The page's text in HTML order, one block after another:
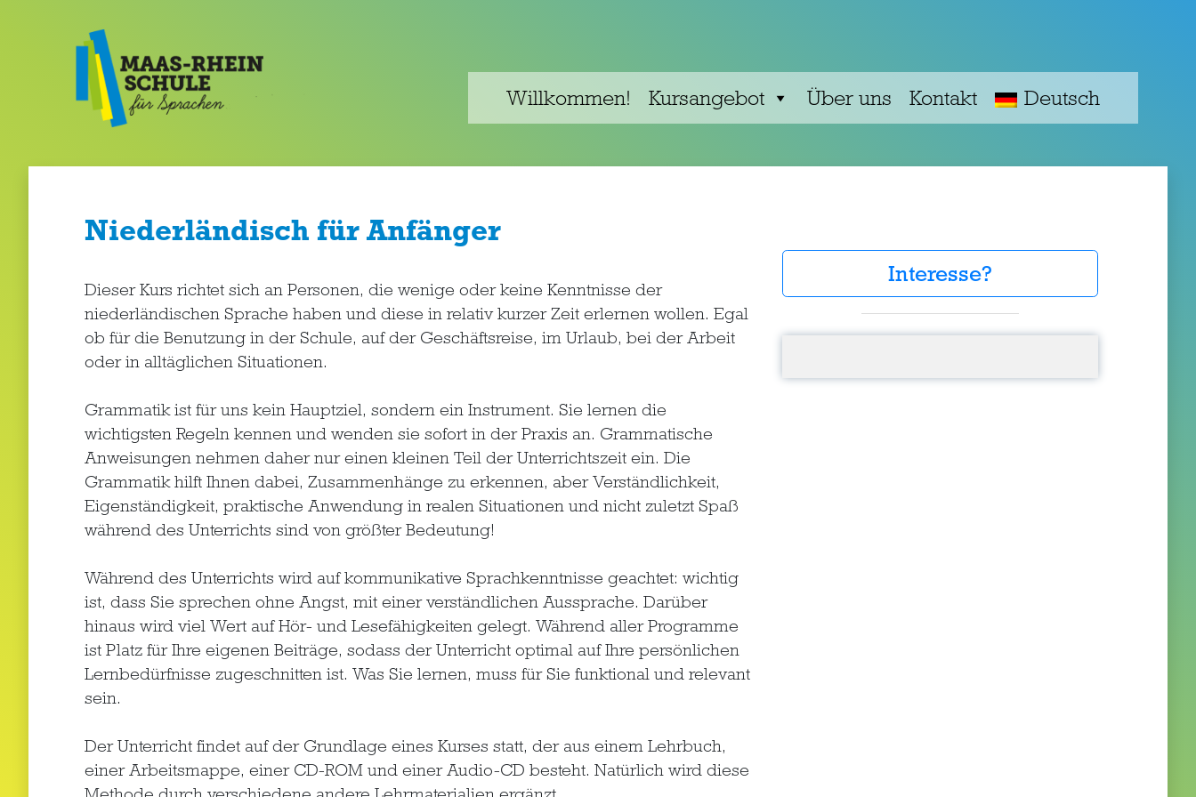
Willkommen! Kursangebot Über uns Kontakt Deutsch
Niederländisch für Anfänger
Dieser Kurs richtet sich an Personen, die wenige oder keine Kenntnisse der
niederländischen Sprache haben und diese in relativ kurzer Zeit erlernen wollen. Egal
ob für die Benutzung in der Schule, auf der Geschäftsreise, im Urlaub, bei der Arbeit
oder in alltäglichen Situationen.
Grammatik ist für uns kein Hauptziel, sondern ein Instrument. Sie lernen die
wichtigsten Regeln kennen und wenden sie sofort in der Praxis an. Grammatische
Anweisungen nehmen daher nur einen kleinen Teil der Unterrichtszeit ein. Die
Grammatik hilft Ihnen dabei, Zusammenhänge zu erkennen, aber Verständlichkeit,
Eigenständigkeit, praktische Anwendung in realen Situationen und nicht zuletzt Spaß
während des Unterrichts sind von größter Bedeutung!
Während des Unterrichts wird auf kommunikative Sprachkenntnisse geachtet: wichtig
ist, dass Sie sprechen ohne Angst, mit einer verständlichen Aussprache. Darüber
hinaus wird viel Wert auf Hör- und Lesefähigkeiten gelegt. Während aller Programme
ist Platz für Ihre eigenen Beiträge, sodass der Unterricht optimal auf Ihre persönlichen
Lernbedürfnisse zugeschnitten ist. Was Sie lernen, muss für Sie funktional und relevant
sein.
Der Unterricht findet auf der Grundlage eines Kurses statt, der aus einem Lehrbuch,
einer Arbeitsmappe, einer CD-ROM und einer Audio-CD besteht. Natürlich wird diese
Interesse?